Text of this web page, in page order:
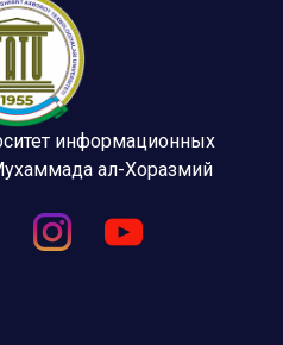
информационных
ал-Хоразмий